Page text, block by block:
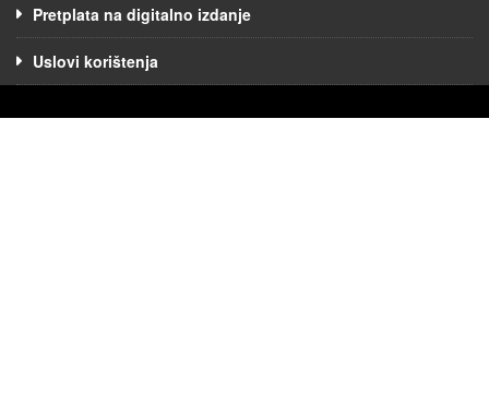
Pretplata na digitalno izdanje
Uslovi korištenja